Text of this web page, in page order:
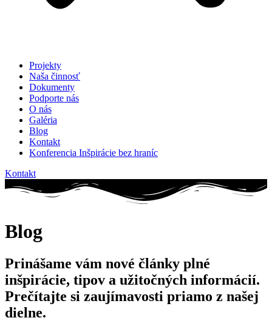
Projekty
Naša činnosť
Dokumenty
Podporte nás
O nás
Galéria
Blog
Kontakt
Konferencia Inšpirácie bez hraníc
Kontakt
Blog
Prinášame vám nové články plné
inšpirácie, tipov a užitočných informácií.
Prečítajte si zaujímavosti priamo z našej
dielne.